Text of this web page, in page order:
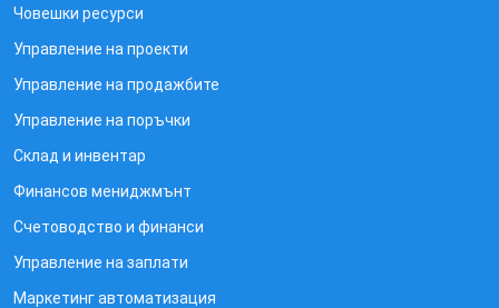
Човешки ресурси
Управление на проекти
Управление на продажбите
Управление на поръчки
Склад и инвентар
Финансов мениджмънт
Счетоводство и финанси
Управление на заплати
Маркетинг автоматизация